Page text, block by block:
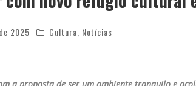
2025 Cultura Notícias